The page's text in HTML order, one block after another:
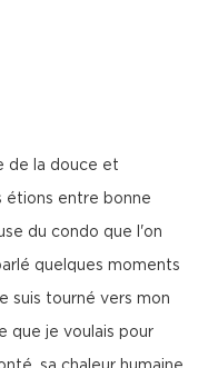
de la douce et
étions entre bonne
du condo que l'on
quelques moments
suis tourné vers mon
que je voulais pour